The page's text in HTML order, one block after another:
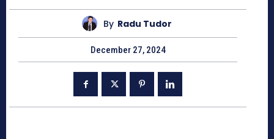
By Radu Tudor
December 27, 2024